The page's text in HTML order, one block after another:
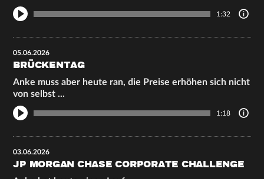
1:32
05.06.2026
BRÜCKENTAG
Anke muss aber heute ran, die Preise erhöhen sich nicht
von selbst ...
1:18
03.06.2026
JP MORGAN CHASE CORPORATE CHALLENGE